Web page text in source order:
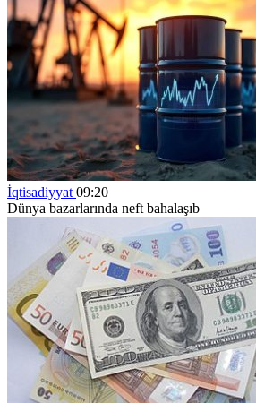
İqtisadiyyat 09:20
Dünya bazarlarında neft bahalaşıb